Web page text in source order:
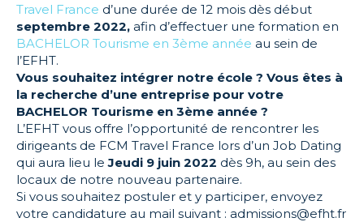
Travel France d’une durée de 12 mois dès début
septembre 2022, afin d’effectuer une formation en
BACHELOR Tourisme en 3ème année au sein de
l’EFHT.
Vous souhaitez intégrer notre école ? Vous êtes à
la recherche d’une entreprise pour votre
BACHELOR Tourisme en 3ème année ?
L’EFHT vous offre l’opportunité de rencontrer les
dirigeants de FCM Travel France lors d’un Job Dating
qui aura lieu leJeudi 9 juin 2022 dès 9h, au sein des
locaux de notre nouveau partenaire.
Si vous souhaitez postuler et y participer, envoyez
votre candidature au mail suivant : admissions@efht.fr